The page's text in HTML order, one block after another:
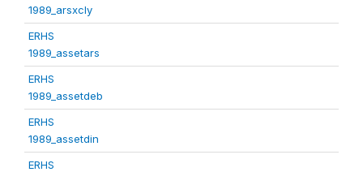
1989_arsxcly
ERHS
1989_assetars
ERHS
1989_assetdeb
ERHS
1989_assetdin
ERHS